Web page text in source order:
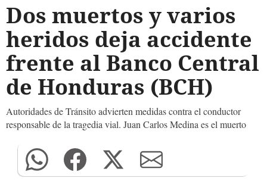
Dos muertos y varios
heridos deja accidente
frente al Banco Central
de Honduras (BCH)
Autoridades de Tránsito advierten medidas contra el conductor
responsable de la tragedia vial. Juan Carlos Medina es el muerto